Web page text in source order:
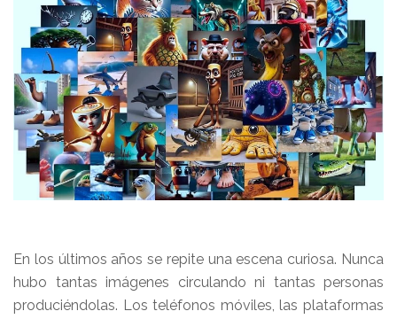
En los últimos años se repite una escena curiosa. Nunca
hubo tantas imágenes circulando ni tantas personas
produciéndolas. Los teléfonos móviles, las plataformas